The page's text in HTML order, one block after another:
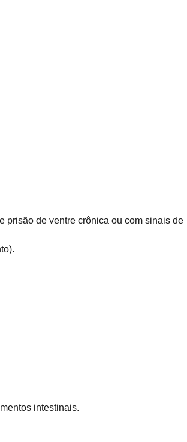
prisão de ventre crônica ou com sinais de
intestinais.